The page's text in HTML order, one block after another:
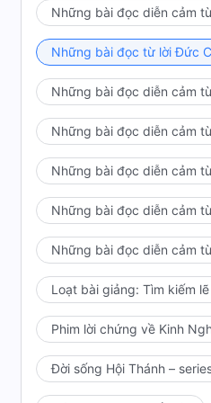
tác này, và không cần
đoạn này không đơn
chinh phục con người và
được chính Đức Chúa
phần công tác của Ngài,
con người đã có thể
nhiều điều và giải thích
công tác trực tiếp thay
người chỉ cần phải tuân
Ngài cho con người;
việc thay mặt Ngài, và
Chúa Trời là việc dẫn
chính thức bắt đầu. Trận
và nó vẫn tiếp tục cho
thể chịu đóng đinh lên
của con người, thì đây là
thay đổi tâm tính cũ của
Những bài đọc diễn cảm
Những bài đọc từ lời Đức
Những bài đọc diễn cảm
Những bài đọc diễn cảm
Những bài đọc diễn cảm
Những bài đọc diễn cảm
Những bài đọc diễn cảm
Loạt bài giảng: Tìm kiếm
Phim lời chứng về Kinh
Đời sống Hội Thánh –